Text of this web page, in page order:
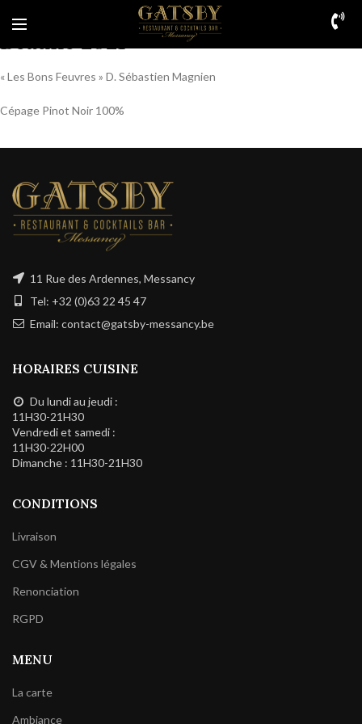
Beaune 2021
« Les Bons Feuvres » D. Sébastien Magnien
Cépage Pinot Noir 100%
11 Rue des Ardennes, Messancy
Tel: +32 (0)63 22 45 47
Email: contact@gatsby-messancy.be
HORAIRES CUISINE
Du lundi au jeudi :
11H30-21H30
Vendredi et samedi :
11H30-22H00
Dimanche : 11H30-21H30
CONDITIONS
Livraison
CGV & Mentions légales
Renonciation
RGPD
MENU
La carte
Ambiance